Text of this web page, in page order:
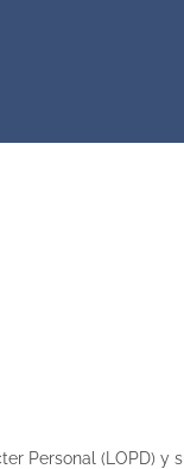
Personal (LOPD) y